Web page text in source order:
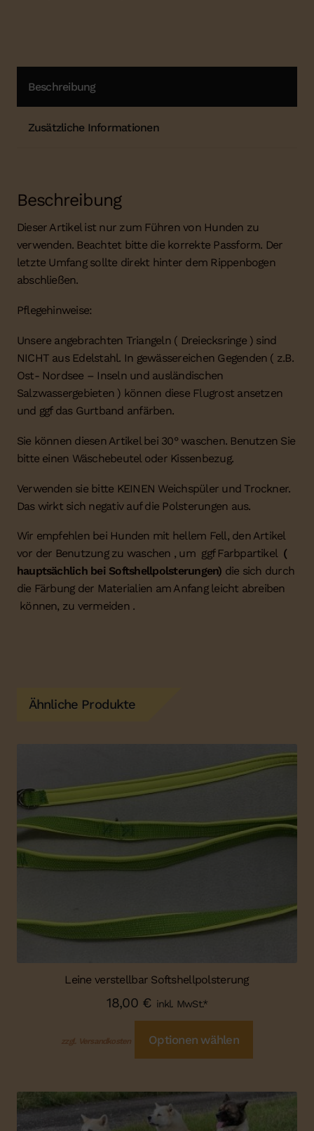
Beschreibung
Zusätzliche Informationen
Beschreibung
Dieser Artikel ist nur zum Führen von Hunden zu
verwenden. Beachtet bitte die korrekte Passform. Der
letzte Umfang sollte direkt hinter dem Rippenbogen
abschließen.
Pflegehinweise:
Unsere angebrachten Triangeln ( Dreiecksringe ) sind
NICHT aus Edelstahl. In gewässereichen Gegenden ( z.B.
Ost- Nordsee – Inseln und ausländischen
Salzwassergebieten ) können diese Flugrost ansetzen
und ggf das Gurtband anfärben.
Sie können diesen Artikel bei 30° waschen. Benutzen Sie
bitte einen Wäschebeutel oder Kissenbezug.
Verwenden sie bitte KEINEN Weichspüler und Trockner.
Das wirkt sich negativ auf die Polsterungen aus.
Wir empfehlen bei Hunden mit hellem Fell, den Artikel
vor der Benutzung zu waschen , um ggf Farbpartikel (
hauptsächlich bei Softshellpolsterungen) die sich durch
die Färbung der Materialien am Anfang leicht abreiben
können, zu vermeiden .
Ähnliche Produkte
Leine verstellbar Softshellpolsterung
18,00 € inkl. MwSt.*
zzgl. Versandkosten Optionen wählen